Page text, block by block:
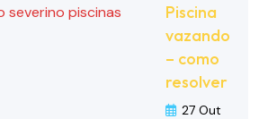
Piscina
vazando
– como
resolver
27 Out